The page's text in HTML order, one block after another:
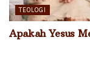
TEOLOGI
Apakah Yesus